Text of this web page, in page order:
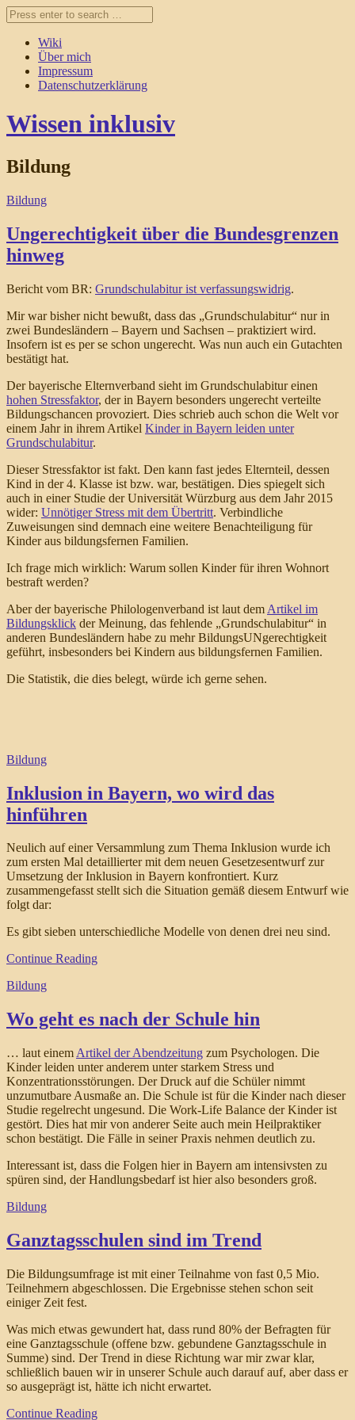
Wiki
Über mich
Impressum
Datenschutzerklärung
Wissen inklusiv
Bildung
Bildung
Ungerechtigkeit über die Bundesgrenzen
hinweg
Bericht vom BR: Grundschulabitur ist verfassungswidrig.
Mir war bisher nicht bewußt, dass das „Grundschulabitur“ nur in
zwei Bundesländern – Bayern und Sachsen – praktiziert wird.
Insofern ist es per se schon ungerecht. Was nun auch ein Gutachten
bestätigt hat.
Der bayerische Elternverband sieht im Grundschulabitur einen
hohen Stressfaktor, der in Bayern besonders ungerecht verteilte
Bildungschancen provoziert. Dies schrieb auch schon die Welt vor
einem Jahr in ihrem Artikel Kinder in Bayern leiden unter
Grundschulabitur.
Dieser Stressfaktor ist fakt. Den kann fast jedes Elternteil, dessen
Kind in der 4. Klasse ist bzw. war, bestätigen. Dies spiegelt sich
auch in einer Studie der Universität Würzburg aus dem Jahr 2015
wider: Unnötiger Stress mit dem Übertritt. Verbindliche
Zuweisungen sind demnach eine weitere Benachteiligung für
Kinder aus bildungsfernen Familien.
Ich frage mich wirklich: Warum sollen Kinder für ihren Wohnort
bestraft werden?
Aber der bayerische Philologenverband ist laut dem Artikel im
Bildungsklick der Meinung, das fehlende „Grundschulabitur“ in
anderen Bundesländern habe zu mehr BildungsUNgerechtigkeit
geführt, insbesonders bei Kindern aus bildungsfernen Familien.
Die Statistik, die dies belegt, würde ich gerne sehen.
Bildung
Inklusion in Bayern, wo wird das
hinführen
Neulich auf einer Versammlung zum Thema Inklusion wurde ich
zum ersten Mal detaillierter mit dem neuen Gesetzesentwurf zur
Umsetzung der Inklusion in Bayern konfrontiert. Kurz
zusammengefasst stellt sich die Situation gemäß diesem Entwurf wie
folgt dar:
Es gibt sieben unterschiedliche Modelle von denen drei neu sind.
Continue Reading
Bildung
Wo geht es nach der Schule hin
… laut einem Artikel der Abendzeitung zum Psychologen. Die
Kinder leiden unter anderem unter starkem Stress und
Konzentrationsstörungen. Der Druck auf die Schüler nimmt
unzumutbare Ausmaße an. Die Schule ist für die Kinder nach dieser
Studie regelrecht ungesund. Die Work-Life Balance der Kinder ist
gestört. Dies hat mir von anderer Seite auch mein Heilpraktiker
schon bestätigt. Die Fälle in seiner Praxis nehmen deutlich zu.
Interessant ist, dass die Folgen hier in Bayern am intensivsten zu
spüren sind, der Handlungsbedarf ist hier also besonders groß.
Bildung
Ganztagsschulen sind im Trend
Die Bildungsumfrage ist mit einer Teilnahme von fast 0,5 Mio.
Teilnehmern abgeschlossen. Die Ergebnisse stehen schon seit
einiger Zeit fest.
Was mich etwas gewundert hat, dass rund 80% der Befragten für
eine Ganztagsschule (offene bzw. gebundene Ganztagsschule in
Summe) sind. Der Trend in diese Richtung war mir zwar klar,
schließlich bauen wir in unserer Schule auch darauf auf, aber dass er
so ausgeprägt ist, hätte ich nicht erwartet.
Continue Reading